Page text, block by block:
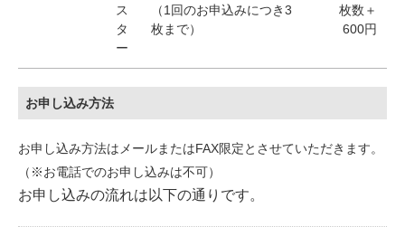
ス
タ
ー
（1回のお申込みにつき3
枚まで）
枚数＋
600円
お申し込み方法
お申し込み方法はメールまたはFAX限定とさせていただきます。
（※お電話でのお申し込みは不可）
お申し込みの流れは以下の通りです。